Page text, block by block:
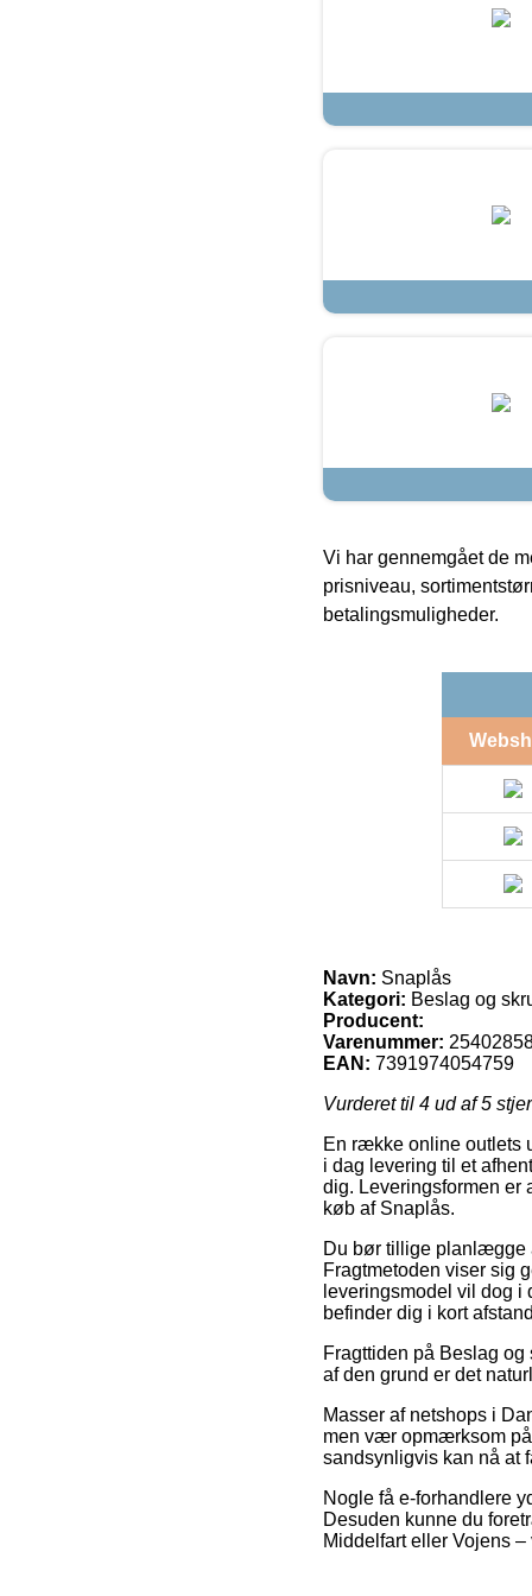
Vi har gennemgået de
prisniveau,
betalingsmuligheder.
Navn: Snaplås
Kategori: Beslag og
Producent:
Varenummer:
EAN: 7391974054759
Vurderet til 4 ud af 5
En række online outlets
i dag levering til et
dig. Leveringsformen er
køb af Snaplås.
Du bør tillige planlægge
Fragtmetoden viser sig
leveringsmodel vil dog
befinder dig i kort
Fragttiden på Beslag
af den grund er det
Masser af netshops i
men vær opmærksom
sandsynligvis kan nå at
Nogle få e-forhandlere
Desuden kunne du
Middelfart eller Vojens